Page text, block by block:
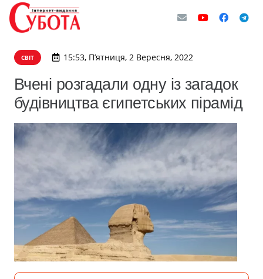
СВІТ 15:53, П’ятниця, 2 Вересня, 2022
Вчені розгадали одну із загадок
будівництва єгипетських пірамід